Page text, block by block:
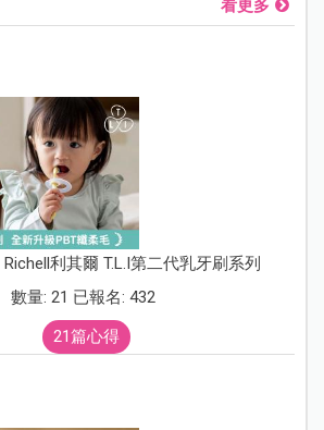
看更多
Richell利其爾 T.L.I第二代乳牙刷系列
數量: 21 已報名: 432
21篇心得